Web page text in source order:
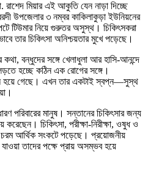
মিয়ার এই আকুতি যেন নাড়া দিচ্ছে
উপজেলার ৩ নম্বর কাকিলাকুড়া ইউনিয়নের
পেটে টিউমার নিয়ে গুরুতর অসুস্থ। চিকিৎসকরা
তার চিকিৎসা অনিশ্চয়তার মুখে পড়েছে।
বন্ধুদের সঙ্গে খেলাধুলা আর হাসি-আনন্দে
হচ্ছে কঠিন এক রোগের সঙ্গে।
হয়ে গেছে। এখন তার একটাই স্বপ্ন—সুস্থ
পরিবারের মানুষ। সন্তানের চিকিৎসার জন্য
চিকিৎসা, পরীক্ষা-নিরীক্ষা, ওষুধ ও
চরম আর্থিক সংকটে পড়েছে। প্রয়োজনীয়
যাওয়া তাদের পক্ষে প্রায় অসম্ভব হয়ে